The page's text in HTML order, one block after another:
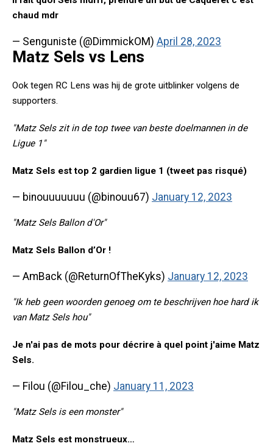
chaud mdr
— Senguniste (@DimmickOM) April 28, 2023
Matz Sels vs Lens
Ook tegen RC Lens was hij de grote uitblinker volgens de
supporters.
"Matz Sels zit in de top twee van beste doelmannen in de
Ligue 1"
Matz Sels est top 2 gardien ligue 1 (tweet pas risqué)
— binouuuuuuu (@binouu67) January 12, 2023
"Matz Sels Ballon d'Or"
Matz Sels Ballon d’Or !
— AmBack (@ReturnOfTheKyks) January 12, 2023
"Ik heb geen woorden genoeg om te beschrijven hoe hard ik
van Matz Sels hou"
Je n'ai pas de mots pour décrire à quel point j'aime Matz
Sels.
— Filou (@Filou_che) January 11, 2023
"Matz Sels is een monster"
Matz Sels est monstrueux…